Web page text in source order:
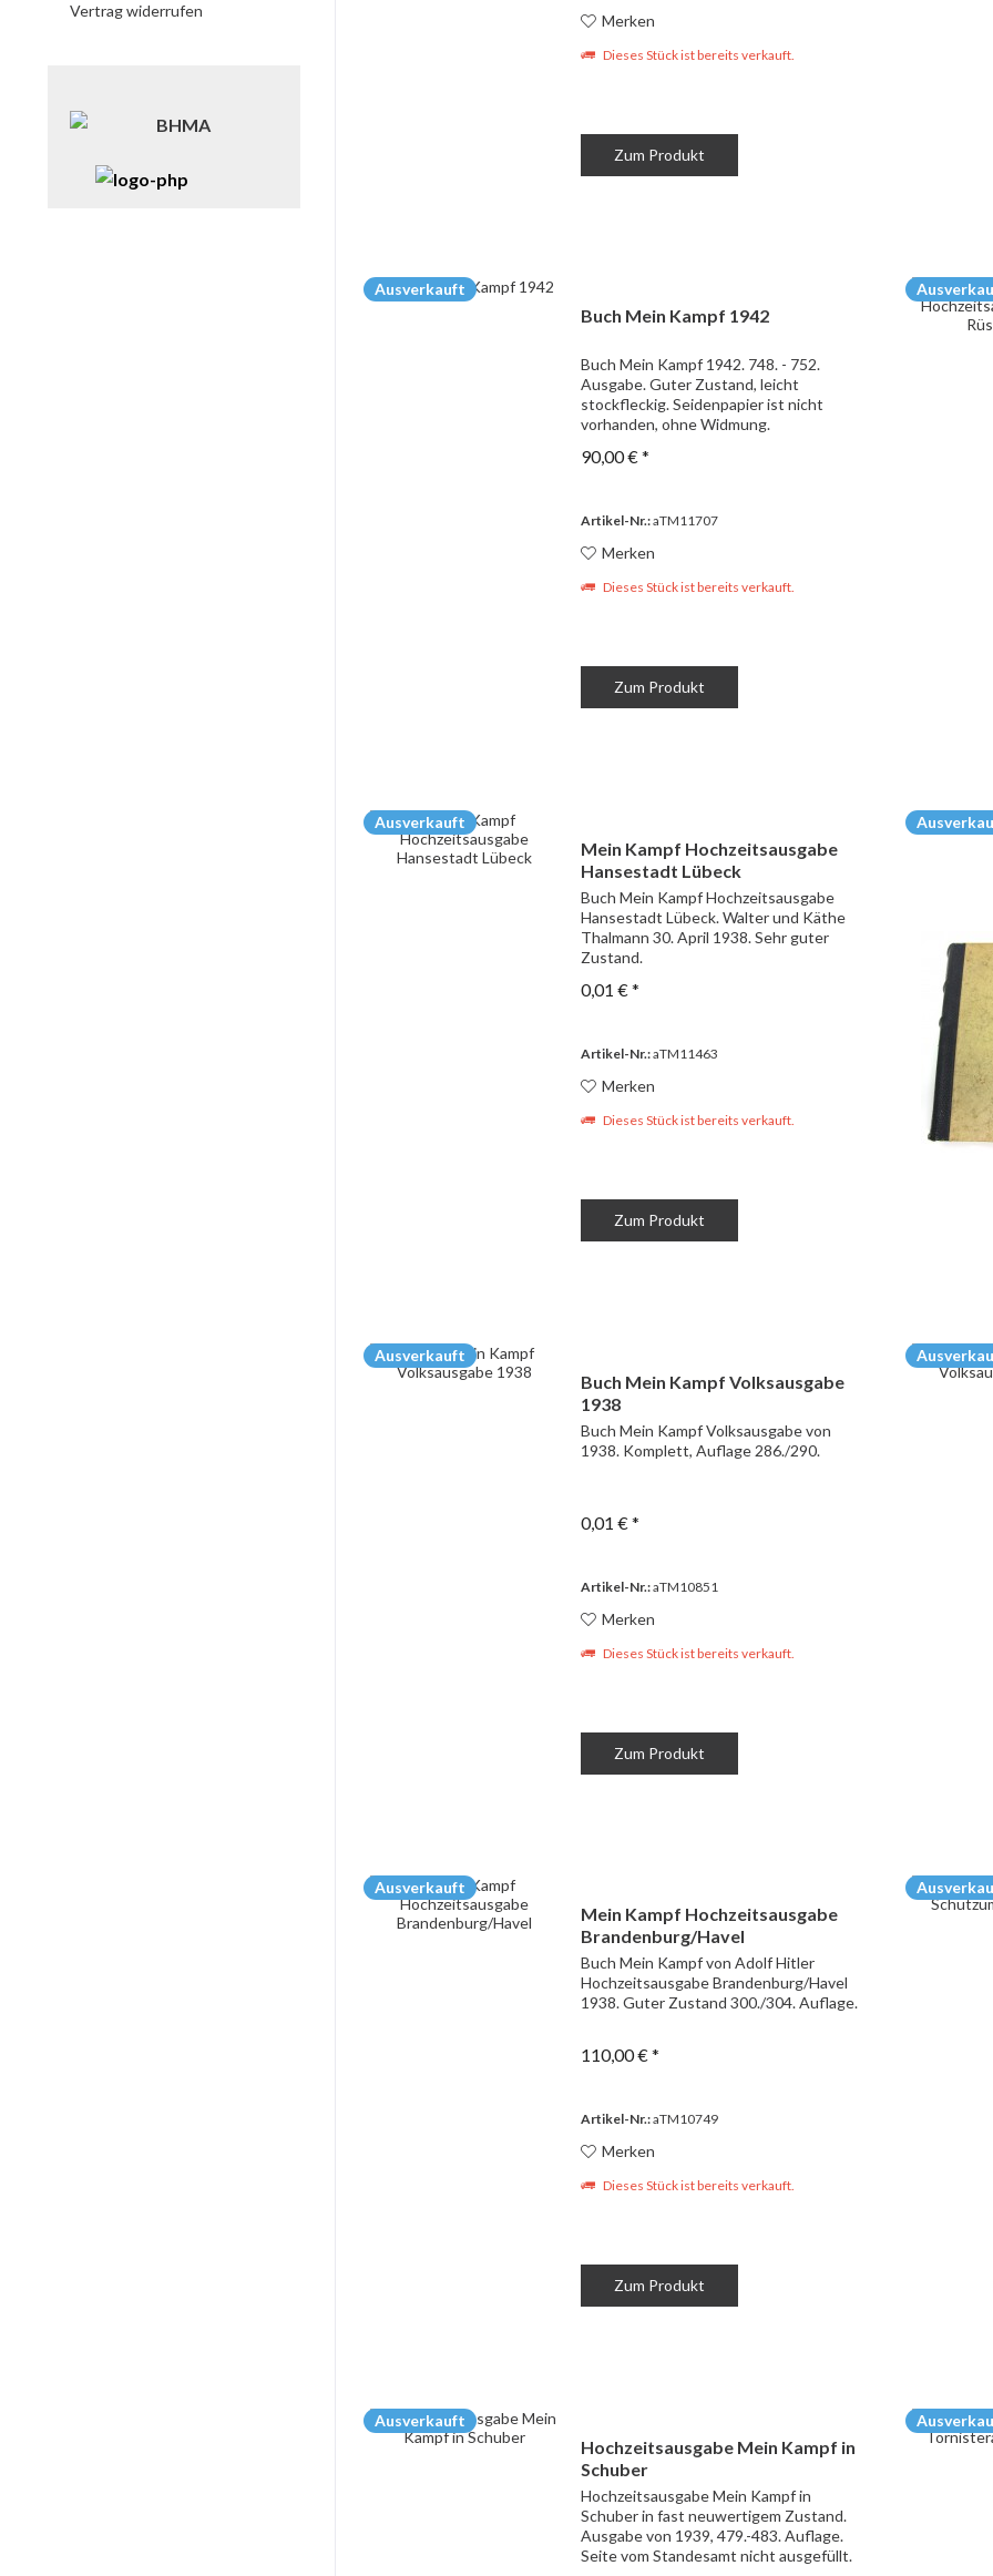
Vertrag widerrufen
Merken
Dieses Stück ist bereits verkauft.
Zum Produkt
Ausverkauft
Buch Mein Kampf 1942
Buch Mein Kampf 1942. 748. - 752.
Ausgabe. Guter Zustand, leicht
stockfleckig. Seidenpapier ist nicht
vorhanden, ohne Widmung.
90,00 € *
Artikel-Nr.:aTM11707
Merken
Dieses Stück ist bereits verkauft.
Zum Produkt
Ausverkauft
Mein Kampf Hochzeitsausgabe
Hansestadt Lübeck
Buch Mein Kampf Hochzeitsausgabe
Hansestadt Lübeck. Walter und Käthe
Thalmann 30. April 1938. Sehr guter
Zustand.
0,01 € *
Artikel-Nr.:aTM11463
Merken
Dieses Stück ist bereits verkauft.
Zum Produkt
Ausverkauft
Buch Mein Kampf Volksausgabe
1938
Buch Mein Kampf Volksausgabe von
1938. Komplett, Auflage 286./290.
0,01 € *
Artikel-Nr.:aTM10851
Merken
Dieses Stück ist bereits verkauft.
Zum Produkt
Ausverkauft
Mein Kampf Hochzeitsausgabe
Brandenburg/Havel
Buch Mein Kampf von Adolf Hitler
Hochzeitsausgabe Brandenburg/Havel
1938. Guter Zustand 300./304. Auflage.
110,00 € *
Artikel-Nr.:aTM10749
Merken
Dieses Stück ist bereits verkauft.
Zum Produkt
Ausverkauft
Hochzeitsausgabe Mein Kampf in
Schuber
Hochzeitsausgabe Mein Kampf in
Schuber in fast neuwertigem Zustand.
Ausgabe von 1939, 479.-483. Auflage.
Seite vom Standesamt nicht ausgefüllt.